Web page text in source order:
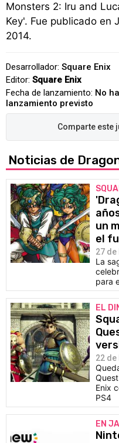
Monsters 2: Iru and
Key'. Fue publicado en
2014.
Desarrollador: Square Enix
Editor: Square Enix
Fecha de lanzamiento: No
lanzamiento previsto
Noticias de
un
el
27 de
La
para
EL
22 de
Enix
PS4
EN